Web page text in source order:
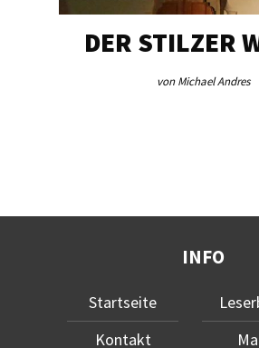
DER STILZER
von Michael Andres
INFO
Startseite
Kontakt